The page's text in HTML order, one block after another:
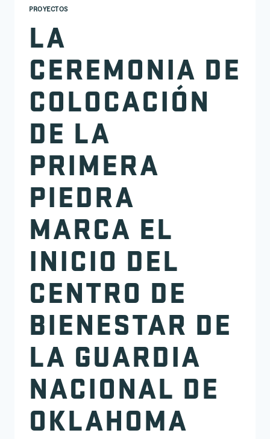
PROYECTOS
LA
CEREMONIA DE
COLOCACIÓN
DE LA
PRIMERA
PIEDRA
MARCA EL
INICIO DEL
CENTRO DE
BIENESTAR DE
LA GUARDIA
NACIONAL DE
OKLAHOMA